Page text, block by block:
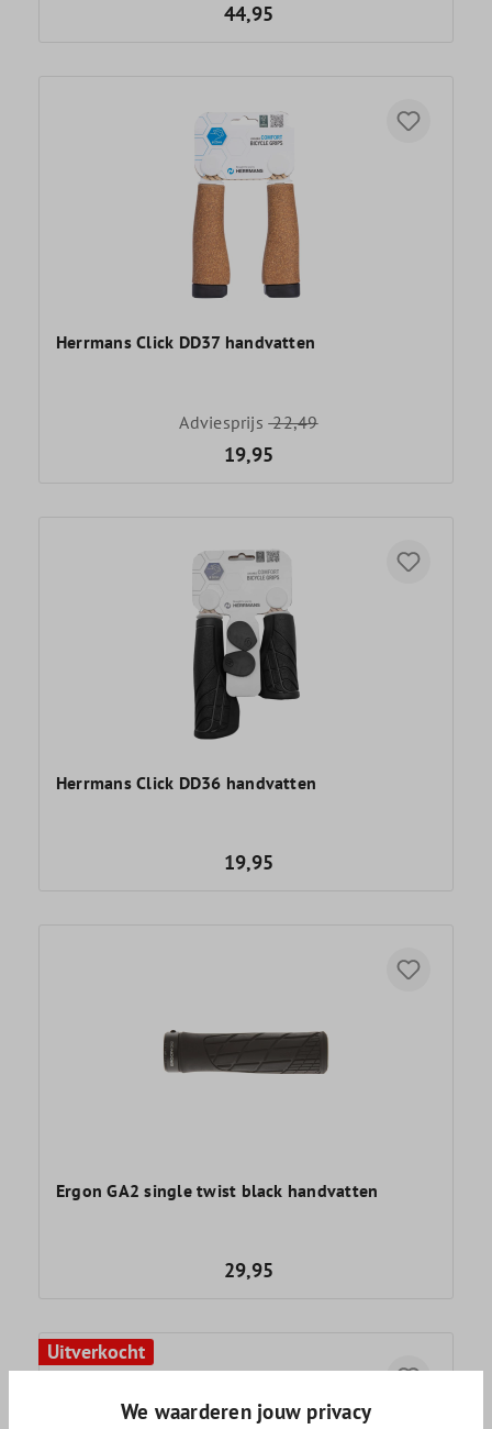
44,95
Herrmans Click DD37 handvatten
Adviesprijs22,49
19,95
Herrmans Click DD36 handvatten
19,95
Ergon GA2 single twist black handvatten
29,95
Uitverkocht
We waarderen jouw privacy